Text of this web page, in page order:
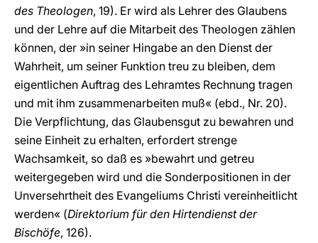
des Theologen, 19). Er wird als Lehrer des Glaubens
und der Lehre auf die Mitarbeit des Theologen zählen
können, der »in seiner Hingabe an den Dienst der
Wahrheit, um seiner Funktion treu zu bleiben, dem
eigentlichen Auftrag des Lehramtes Rechnung tragen
und mit ihm zusammenarbeiten muß« (ebd., Nr. 20).
Die Verpflichtung, das Glaubensgut zu bewahren und
seine Einheit zu erhalten, erfordert strenge
Wachsamkeit, so daß es »bewahrt und getreu
weitergegeben wird und die Sonderpositionen in der
Unversehrtheit des Evangeliums Christi vereinheitlicht
werden« (Direktorium für den Hirtendienst der
Bischöfe, 126).